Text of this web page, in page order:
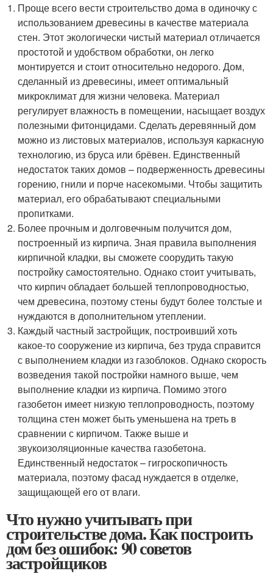
Проще всего вести строительство дома в одиночку с
использованием древесины в качестве материала
стен. Этот экологически чистый материал отличается
простотой и удобством обработки, он легко
монтируется и стоит относительно недорого. Дом,
сделанный из древесины, имеет оптимальный
микроклимат для жизни человека. Материал
регулирует влажность в помещении, насыщает воздух
полезными фитонцидами. Сделать деревянный дом
можно из листовых материалов, используя каркасную
технологию, из бруса или брёвен. Единственный
недостаток таких домов – подверженность древесины
горению, гнили и порче насекомыми. Чтобы защитить
материал, его обрабатывают специальными
пропитками.
Более прочным и долговечным получится дом,
построенный из кирпича. Зная правила выполнения
кирпичной кладки, вы сможете соорудить такую
постройку самостоятельно. Однако стоит учитывать,
что кирпич обладает большей теплопроводностью,
чем древесина, поэтому стены будут более толстые и
нуждаются в дополнительном утеплении.
Каждый частный застройщик, построивший хоть
какое-то сооружение из кирпича, без труда справится
с выполнением кладки из газоблоков. Однако скорость
возведения такой постройки намного выше, чем
выполнение кладки из кирпича. Помимо этого
газобетон имеет низкую теплопроводность, поэтому
толщина стен может быть уменьшена на треть в
сравнении с кирпичом. Также выше и
звукоизоляционные качества газобетона.
Единственный недостаток – гигроскопичность
материала, поэтому фасад нуждается в отделке,
защищающей его от влаги.
Что нужно учитывать при
строительстве дома. Как построить
дом без ошибок: 90 советов
застройщиков